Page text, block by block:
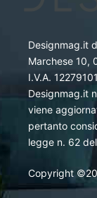
Designmag.it
Marchese 10,
I.V.A.
Designmag.it
viene
pertanto
legge n. 62
Copyright